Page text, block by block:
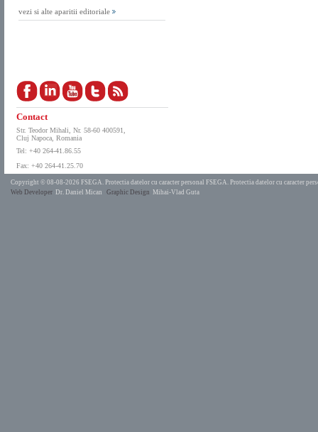
vezi si alte aparitii editoriale
Contact
Str. Teodor Mihali, Nr. 58-60 400591,
Cluj Napoca, Romania
Tel: +40 264-41.86.55
Fax: +40 264-41.25.70
Copyright © 08-08-2026 FSEGA. Protectia datelor cu caracter personal FSEGA. Protectia datelor cu caracter
Web Developer Dr. Daniel Mican Graphic Design Mihai-Vlad Guta